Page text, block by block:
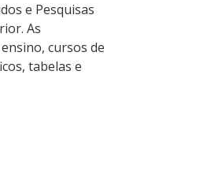
e Pesquisas
As
cursos de
tabelas e